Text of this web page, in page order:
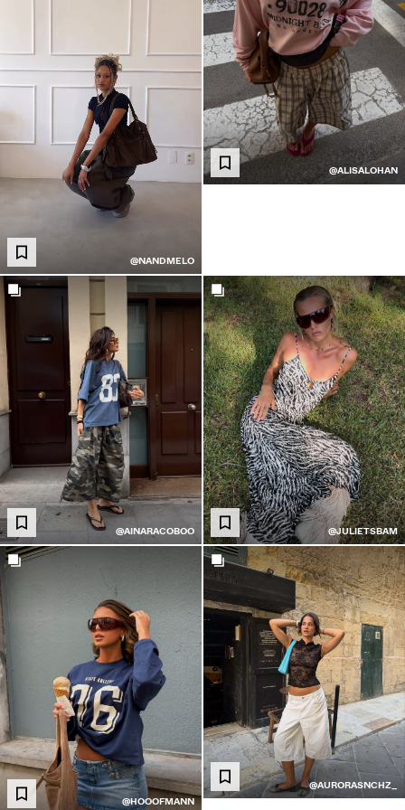
@ALISALOHAN
@NANDMELO
@JULIETSBAM
@AINARACOBOO
@AURORASNCHZ_
@HOOOFMANN